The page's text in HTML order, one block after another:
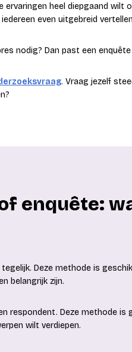
heel diepgaand wilt
even uitgebreid
nodig? Dan past een
. Vraag jezelf
enquête:
Deze methode is
belangrijk zijn.
respondent. Deze methode is
wilt verdiepen.